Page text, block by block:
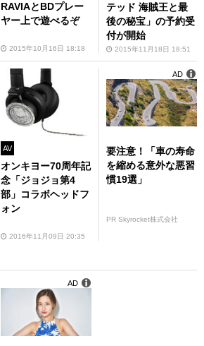
RAVIAとBDプレー
ヤー上で遊べるぞ
2015年10月16日 18:18
テッド 海賊王と最
後の秘宝」の予約受
付が開始
2015年11月18日 18:51
AV
オンキヨー70周年記
念「ジョジョ第4
部」コラボヘッドフ
ォン
2016年11月09日 20:35
要注意！「車の寿命
を縮める意外な悪習
慣19選」
PR Skyrocket株式会社
AD
AD